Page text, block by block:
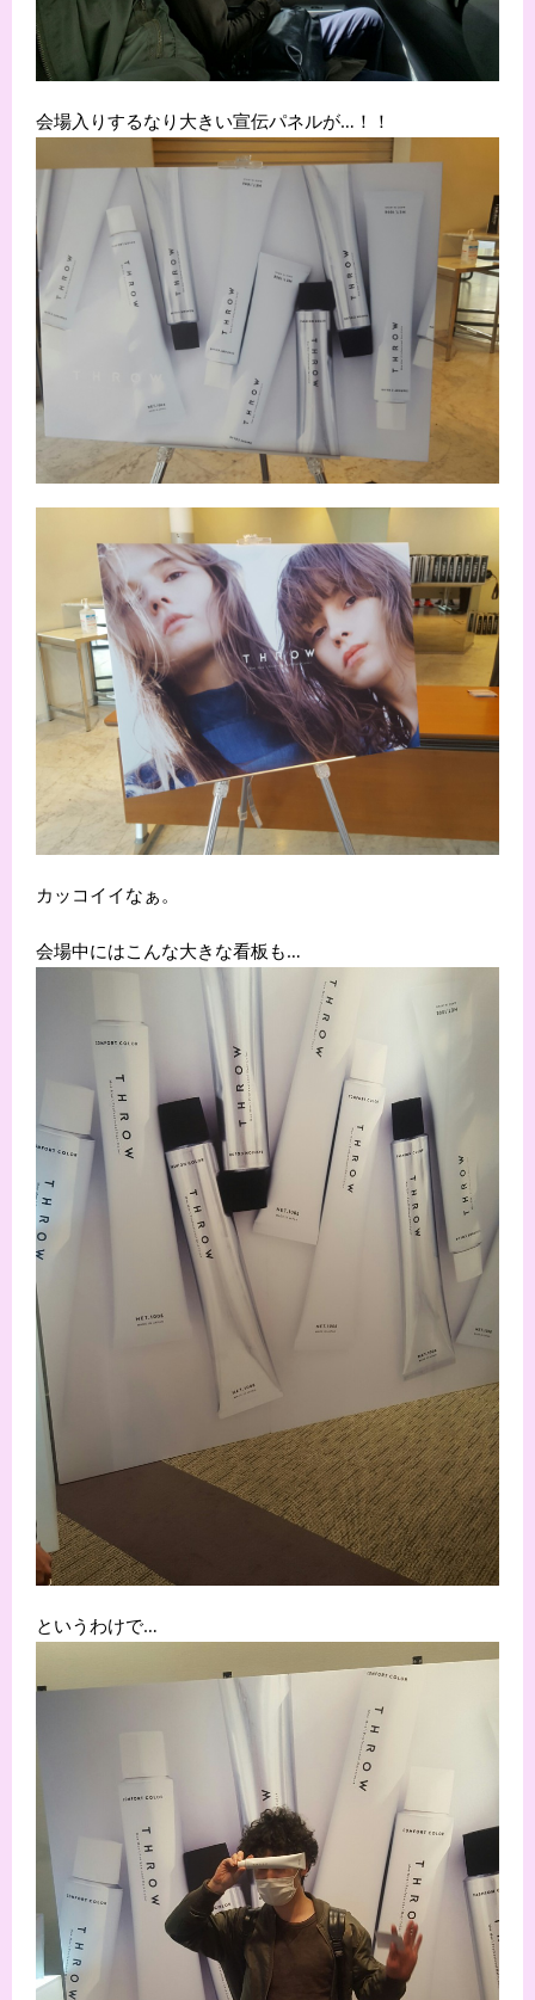
会場入りするなり大きい宣伝パネルが…！！
カッコイイなぁ。
会場中にはこんな大きな看板も…
というわけで…